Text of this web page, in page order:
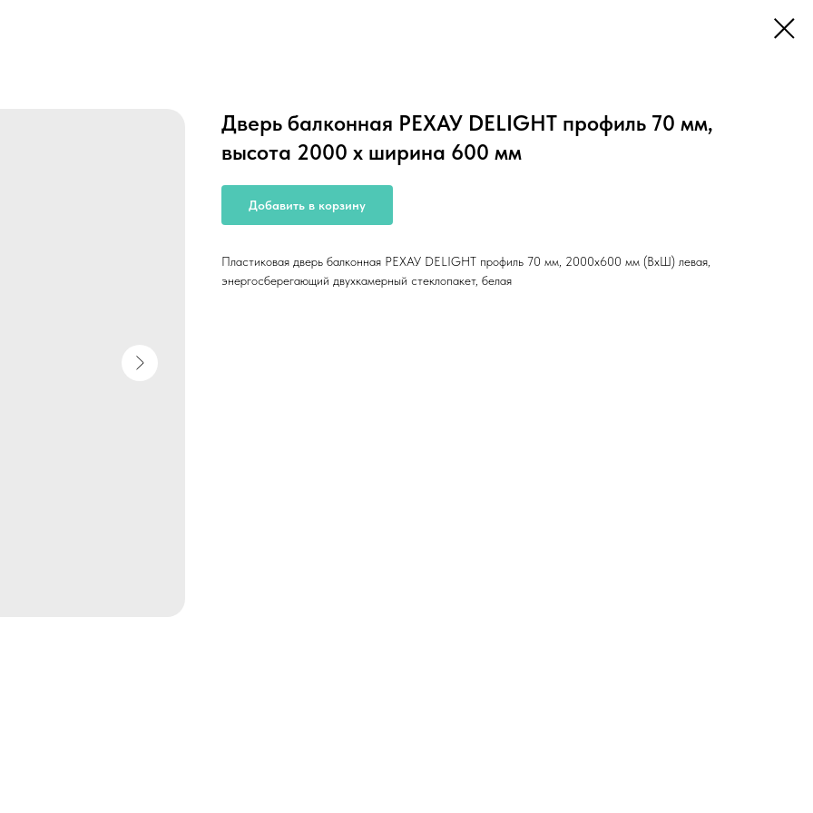
Дверь балконная РЕХАУ DELIGHT профиль 70 мм,
высота 2000 х ширина 600 мм
Добавить в корзину
Пластиковая дверь балконная РЕХАУ DELIGHT профиль 70 мм, 2000х600 мм (ВхШ) левая,
энергосберегающий двухкамерный стеклопакет, белая